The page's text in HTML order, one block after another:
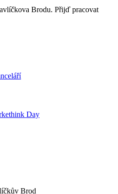
Brodu. Přijď pracovat
Day
Brod